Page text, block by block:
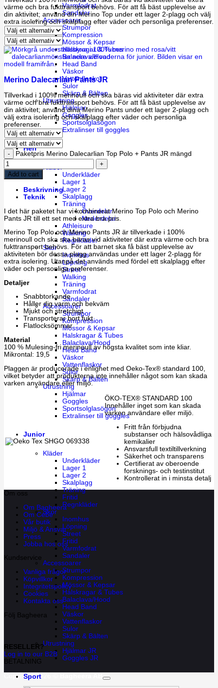
Varmfodrat
Sandaler
Accessoarer
Strumpor
Kompression
Mössor & Kepsar
Halskragar & Tubes
Balaclava/Hood
Head Band
Väskor
Vattenflaskor
Sulor
Skärp & Bälten
Utrustning
Hjälmar
Goggles
Sportsolglasögon
Extralinser till goggles
Herr
Kläder
Underkläder
Lager 1
Lager 2
Skalplagg
Träning
Överdelar
Nederdelar
Athleisure
Walking
Regnkläder
Skor
Inomhus
Löpning
Street
Walking
Träning
Varmfodrat
Sandaler
Accessoarer
Strumpor
Kompression
Mössor & Kepsar
Halskragar & Tubes
Balaclava/Hood
Head Band
Väskor
Vattenflaskor
Sulor
Skärp & Bälten
Utrustning
Hjälmar
Goggles
Sportsolglasögon
Extralinser till goggles
Junior
Kläder
Underkläder
Lager 1
Lager 2
Skalplagg
Träning
Fritid
Regnkläder
Skor
Inomhus
Löpning
Street
Fritid
Varmfodrat
Sandaler
Accessoarer
Strumpor
Kompression
Mössor & Kepsar
Halskragar & Tubes
Balaclava/Hood
Head Band
Väskor
Vattenflaskor
Sulor
Skärp & Bälten
Utrustning
Hjälmar JR
Goggles JR
Sport
värme och bra fukttransport behövs. För att få bäst upplevelse av
din aktivitet; använd din Merino Top under ett lager 2-plagg och välj
extra isolering och skalplagg efter väder och personliga preferenser.
Merino Dalecarlian Pants JR
Tillverkad i 100% merinoull och ska bäras vid aktiviteter där extra
värme och bra fukttransport behövs. För att få bäst upplevelse av
din aktivitet; använd dina Merino Pants under ett lager 2-plagg och
välj extra isolering och skalplagg efter väder och personliga
preferenser.
Paketpris Merino Dalecarlian Top Polo + Pants JR mängd
Add to cart
Beskrivning
Teknik
I det här paketet har vi kombinerat Merino Top Polo och Merino
Pants JR till ett set med extra bra pris.
Merino Top Polo och Merino Pants JR är tillverkade i 100%
merinoull och ska ska bäras vid aktiviteter där extra värme och bra
fukttransport behövs. För att barnet ska få bäst upplevelse av
aktiviteten bör dessa plagg användas under ett lager 2-plagg för
extra isolering. Utanpå det används med fördel ett skalplagg efter
väder och personliga preferenser.
Detaljer
Snabbtorkande
Håller dig varm och bekväm
Mjukt och stretchigt
Transporterar bort fukt
Flatlocksömmar
Material
100 % Mulesing-fri merinoull av högsta kvalitet som inte kliar.
Mikrontal: 19,5
Plaggen är producerade i enlighet med Oeko-Tex® standard 100,
vilket betyder att produkterna inte innehåller något som kan skada
varken användare eller miljö.
ÖKO-TEX® STANDARD 100
Innehåller inget som kan skada
varken användare eller miljö.
Fritt från förbjudna
substanser och hälsovådliga
kemikalier
Ansvarsfull textiltillverkning
Säkerhet och transparens
Certifierat av oberoende
forsknings- och testinstitut
Kontrollerat in i minsta detalj
Om oss
Om Bagheera
Om Cébé
Vår butik
Miljö & Ansvar
Press
Jobba hos oss
Kundservice
Vanliga frågor
Köpvillkor
Integritetspolicy
Cookies
Kontakta oss
Följ Bagheera
RESELLER?
Log in to our B2B
BETALNING
Copyright 2026 ©